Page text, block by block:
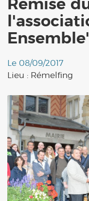
Remise
Le 08/09/2017
Lieu : Rémelfing